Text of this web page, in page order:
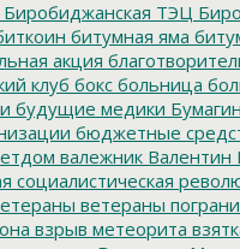
Биробиджанская ТЭЦ
битумная яма
акция
клуб бокс больница
будущие медики Бумагин
бюджетные
валежник Валентин
социалистическая
ветераны
взрыв метеорита